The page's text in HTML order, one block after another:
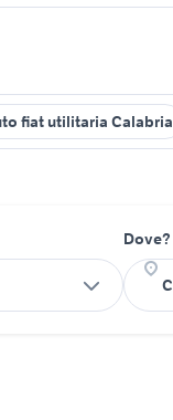
fiat utilitaria Calabria
Dove?